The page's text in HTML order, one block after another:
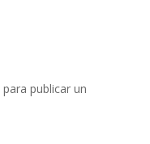
para publicar un